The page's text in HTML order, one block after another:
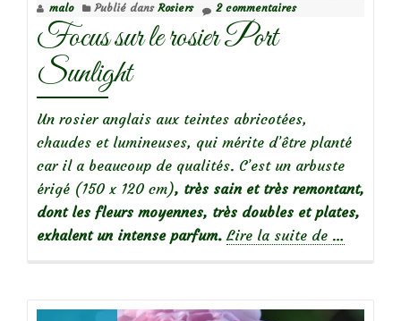
Shropshire
Lad’
malo Publié dans Rosiers 2 commentaires
Focus sur le rosier Port
Sunlight
Un rosier anglais aux teintes abricotées,
chaudes et lumineuses, qui mérite d’être planté
car il a beaucoup de qualités. C’est un arbuste
érigé (150 x 120 cm), très sain et très remontant,
dont les fleurs moyennes, très doubles et plates,
exhalent un intense parfum. Lire la suite de à
…